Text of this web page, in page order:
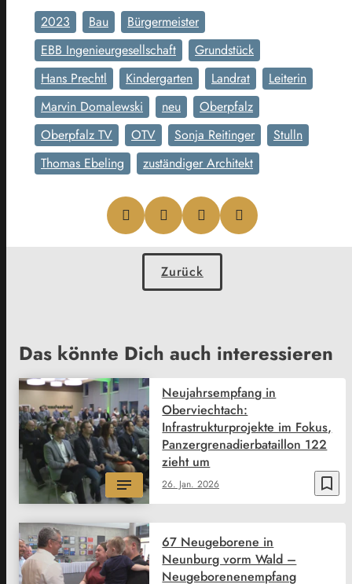
2023 Bau
Bürgermeister
EBB Ingenieurgesellschaft
Grundstück
Hans Prechtl
Kindergarten Landrat
Leiterin
Marvin Domalewski
neu
Oberpfalz
Oberpfalz TV
OTV Sonja Reitinger
Stulln
Thomas Ebeling
zuständiger Architekt
Zurück
Das könnte Dich auch interessieren
bookmark_border
26. Jan. 2026
Neujahrsempfang in
Oberviechtach:
Infrastrukturprojekte im Fokus,
Panzergrenadierbataillon 122
zieht um
67 Neugeborene in
Neunburg vorm Wald –
Neugeborenenempfang